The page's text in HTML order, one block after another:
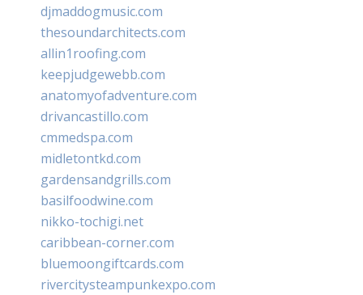
djmaddogmusic.com
thesoundarchitects.com
allin1roofing.com
keepjudgewebb.com
anatomyofadventure.com
drivancastillo.com
cmmedspa.com
midletontkd.com
gardensandgrills.com
basilfoodwine.com
nikko-tochigi.net
caribbean-corner.com
bluemoongiftcards.com
rivercitysteampunkexpo.com